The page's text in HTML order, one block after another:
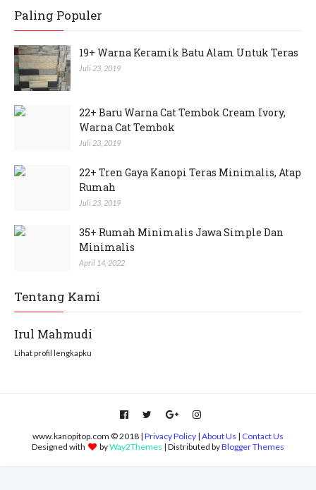
Paling Populer
19+ Warna Keramik Batu Alam Untuk Teras
Juli 23, 2019
22+ Baru Warna Cat Tembok Cream Ivory,
Warna Cat Tembok
Juli 23, 2019
22+ Tren Gaya Kanopi Teras Minimalis, Atap
Rumah
Juli 23, 2019
35+ Rumah Minimalis Jawa Simple Dan
Minimalis
April 14, 2022
Tentang Kami
Irul Mahmudi
Lihat profil lengkapku
www.kanopitop.com © 2018 | Privacy Policy | About Us | Contact Us
Designed with
byWay2Themes | Distributed byBlogger Themes